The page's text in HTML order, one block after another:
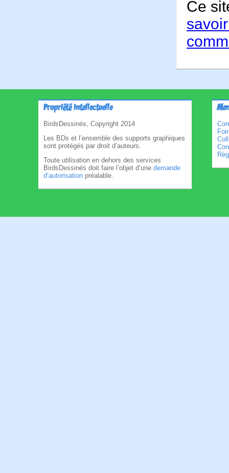
Ce
Propriété intellectuelle
BirdsDessinés, Copyright 2014
Les BDs et l’ensemble des supports graphiques
sont protégés par droit d’auteurs.
Toute utilisation en dehors des services
BirdsDessinés doit faire l’objet d’une demande
d’autorisation préalable.